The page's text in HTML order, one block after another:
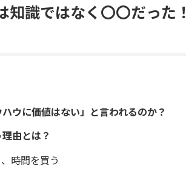
知識ではなく〇〇だった！
ウに価値はない」と言われるのか？
由とは？
時間を買う